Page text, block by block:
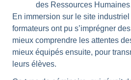
des Ressources
En immersion sur le site
formateurs ont pu s’imprégner
mieux comprendre les attentes
mieux équipés ensuite, pour
leurs élèves.